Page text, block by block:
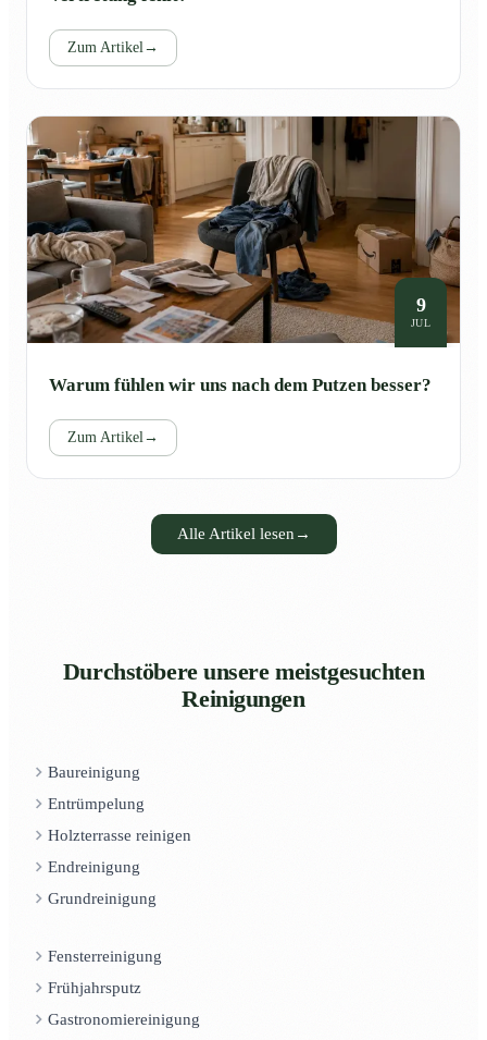
Zum Artikel →
9
JUL
Warum fühlen wir uns nach dem Putzen besser?
Zum Artikel →
Alle Artikel lesen →
Durchstöbere unsere meistgesuchten
Reinigungen
Baureinigung
Entrümpelung
Holzterrasse reinigen
Endreinigung
Grundreinigung
Fensterreinigung
Frühjahrsputz
Gastronomiereinigung